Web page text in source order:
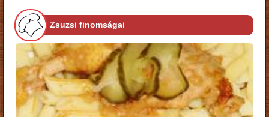
Zsuzsi finomságai